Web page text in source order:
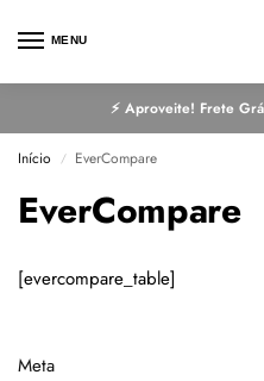
MENU
⚡ Aproveite! Frete
Início / EverCompare
EverCompare
[evercompare_table]
Meta